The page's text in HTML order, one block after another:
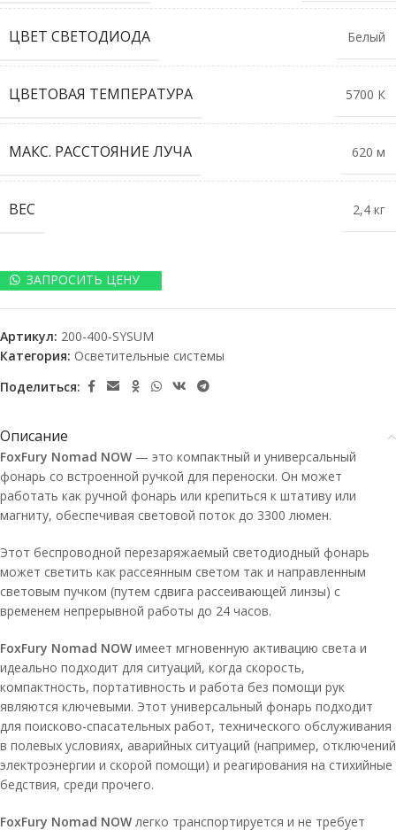
ЦВЕТ СВЕТОДИОДА Белый
ЦВЕТОВАЯ ТЕМПЕРАТУРА 5700 К
МАКС. РАССТОЯНИЕ ЛУЧА 620 м
ВЕС 2,4 кг
ЗАПРОСИТЬ ЦЕНУ
Артикул: 200-400-SYSUM
Категория: Осветительные системы
Поделиться:
Описание
FoxFury Nomad NOW — это компактный и универсальный
фонарь со встроенной ручкой для переноски. Он может
работать как ручной фонарь или крепиться к штативу или
магниту, обеспечивая световой поток до 3300 люмен.
Этот беспроводной перезаряжаемый светодиодный фонарь
может светить как рассеянным светом так и направленным
световым пучком (путем сдвига рассеивающей линзы) с
временем непрерывной работы до 24 часов.
FoxFury Nomad NOW имеет мгновенную активацию света и
идеально подходит для ситуаций, когда скорость,
компактность, портативность и работа без помощи рук
являются ключевыми. Этот универсальный фонарь подходит
для поисково-спасательных работ, технического обслуживания
в полевых условиях, аварийных ситуаций (например, отключений
электроэнергии и скорой помощи) и реагирования на стихийные
бедствия, среди прочего.
FoxFury Nomad NOW легко транспортируется и не требует